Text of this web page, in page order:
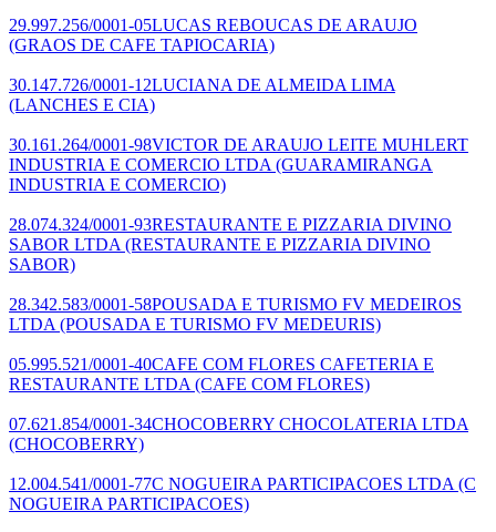
29.997.256/0001-05LUCAS REBOUCAS DE ARAUJO
(GRAOS DE CAFE TAPIOCARIA)
30.147.726/0001-12LUCIANA DE ALMEIDA LIMA
(LANCHES E CIA)
30.161.264/0001-98VICTOR DE ARAUJO LEITE MUHLERT
INDUSTRIA E COMERCIO LTDA (GUARAMIRANGA
INDUSTRIA E COMERCIO)
28.074.324/0001-93RESTAURANTE E PIZZARIA DIVINO
SABOR LTDA (RESTAURANTE E PIZZARIA DIVINO
SABOR)
28.342.583/0001-58POUSADA E TURISMO FV MEDEIROS
LTDA (POUSADA E TURISMO FV MEDEURIS)
05.995.521/0001-40CAFE COM FLORES CAFETERIA E
RESTAURANTE LTDA (CAFE COM FLORES)
07.621.854/0001-34CHOCOBERRY CHOCOLATERIA LTDA
(CHOCOBERRY)
12.004.541/0001-77C NOGUEIRA PARTICIPACOES LTDA (C
NOGUEIRA PARTICIPACOES)